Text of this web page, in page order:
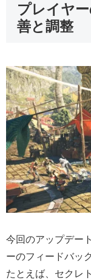
プレイヤ
善と調整
今回のアップデー
ーのフィードバッ
たとえば、セクレ